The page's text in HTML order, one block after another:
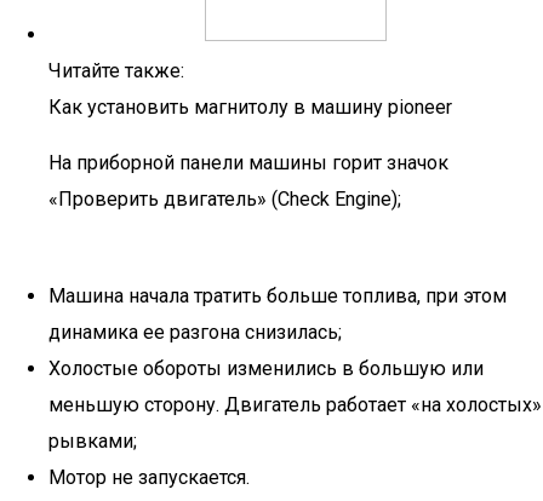
Читайте также:
Как установить магнитолу в машину pioneer
На приборной панели машины горит значок
«Проверить двигатель» (Check Engine);
Машина начала тратить больше топлива, при этом
динамика ее разгона снизилась;
Холостые обороты изменились в большую или
меньшую сторону. Двигатель работает «на холостых»
рывками;
Мотор не запускается.